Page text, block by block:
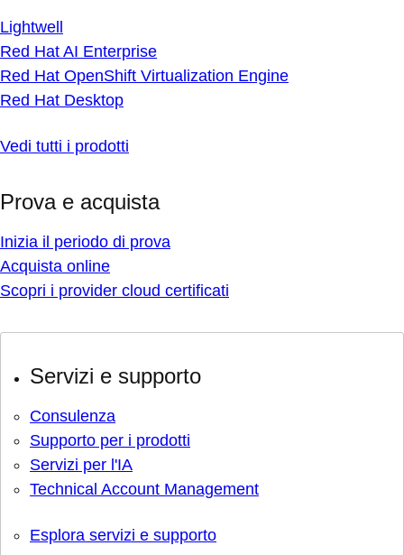
Lightwell
Red Hat AI Enterprise
Red Hat OpenShift Virtualization Engine
Red Hat Desktop
Vedi tutti i prodotti
Prova e acquista
Inizia il periodo di prova
Acquista online
Scopri i provider cloud certificati
Servizi e supporto
Consulenza
Supporto per i prodotti
Servizi per l'IA
Technical Account Management
Esplora servizi e supporto